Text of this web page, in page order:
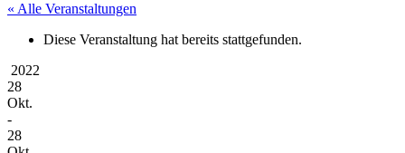
« Alle Veranstaltungen
Diese Veranstaltung hat bereits stattgefunden.
2022
28
Okt.
-
28